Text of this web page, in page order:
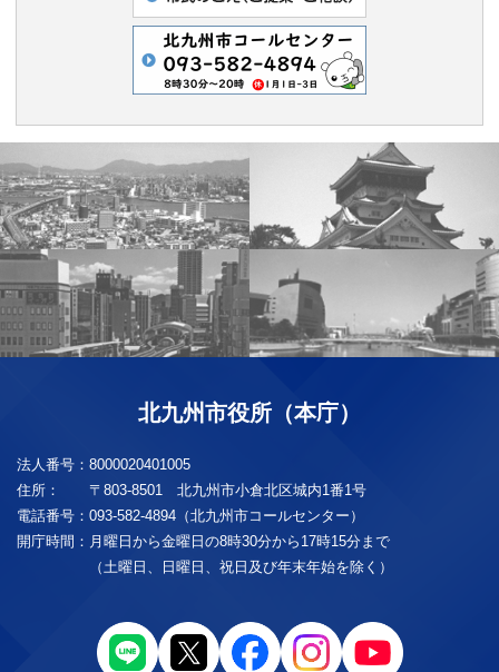
北九州市役所（本庁）
法人番号： 8000020401005
住所：
〒803-8501 北九州市小倉北区城内1番1号
電話番号： 093-582-4894（北九州市コールセンター）
開庁時間： 月曜日から金曜日の8時30分から17時15分まで
（土曜日、日曜日、祝日及び年末年始を除く）